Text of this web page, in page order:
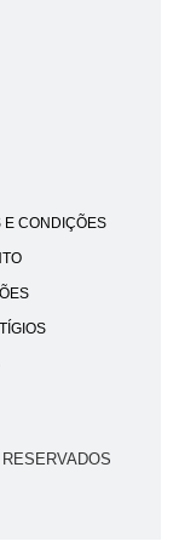
E CONDIÇÕES